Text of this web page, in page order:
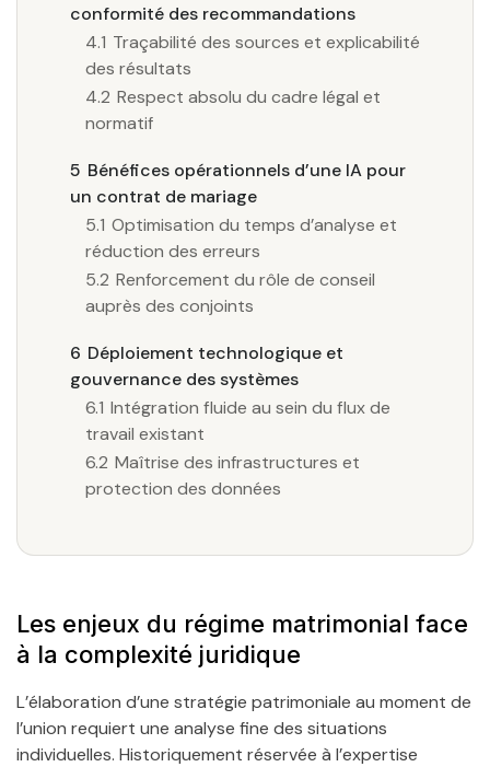
conformité des recommandations
4.1 Traçabilité des sources et explicabilité
des résultats
4.2 Respect absolu du cadre légal et
normatif
5 Bénéfices opérationnels d’une IA pour
un contrat de mariage
5.1 Optimisation du temps d’analyse et
réduction des erreurs
5.2 Renforcement du rôle de conseil
auprès des conjoints
6 Déploiement technologique et
gouvernance des systèmes
6.1 Intégration fluide au sein du flux de
travail existant
6.2 Maîtrise des infrastructures et
protection des données
Les enjeux du régime matrimonial face
à la complexité juridique
L’élaboration d’une stratégie patrimoniale au moment de
l’union requiert une analyse fine des situations
individuelles. Historiquement réservée à l’expertise